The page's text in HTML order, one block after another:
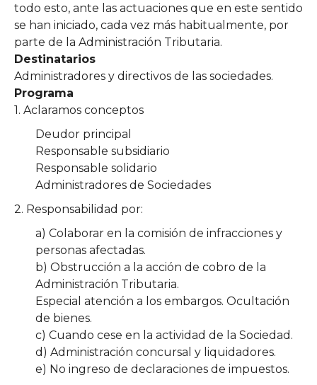
todo esto, ante las actuaciones que en este sentido
se han iniciado, cada vez más habitualmente, por
parte de la Administración Tributaria.
Destinatarios
Administradores y directivos de las sociedades.
Programa
1. Aclaramos conceptos
Deudor principal
Responsable subsidiario
Responsable solidario
Administradores de Sociedades
2. Responsabilidad por:
a) Colaborar en la comisión de infracciones y
personas afectadas.
b) Obstrucción a la acción de cobro de la
Administración Tributaria.
Especial atención a los embargos. Ocultación
de bienes.
c) Cuando cese en la actividad de la Sociedad.
d) Administración concursal y liquidadores.
e) No ingreso de declaraciones de impuestos.